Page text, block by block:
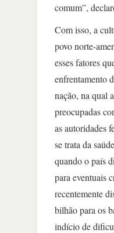
comum”,
Com isso, a
povo norte-
esses fatores
enfrentamento
nação, na qual
preocupadas
as autoridades
se trata da
quando o país
para eventuais
recentemente
bilhão para os
indício de